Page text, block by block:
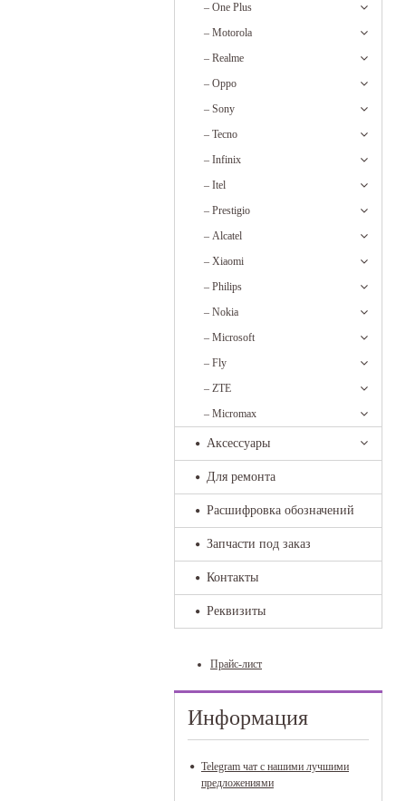
– One Plus
– Motorola
– Realme
– Oppo
– Sony
– Tecno
– Infinix
– Itel
– Prestigio
– Alcatel
– Xiaomi
– Philips
– Nokia
– Microsoft
– Fly
– ZTE
– Micromax
Аксессуары
Для ремонта
Расшифровка обозначений
Запчасти под заказ
Контакты
Реквизиты
Прайс-лист
Информация
Telegram чат с нашими лучшими
предложениями